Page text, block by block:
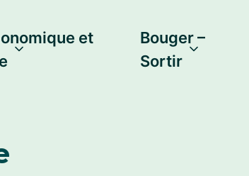
et
Bouger –
Sortir